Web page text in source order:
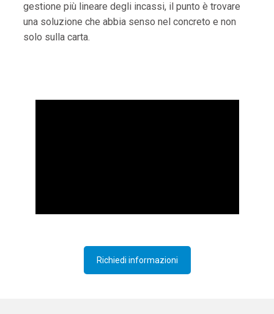
gestione più lineare degli incassi, il punto è trovare
una soluzione che abbia senso nel concreto e non
solo sulla carta.
Richiedi informazioni